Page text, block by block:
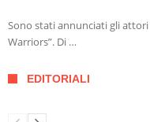
Sono stati annunciati gli
Warriors”. Di …
EDITORIALI